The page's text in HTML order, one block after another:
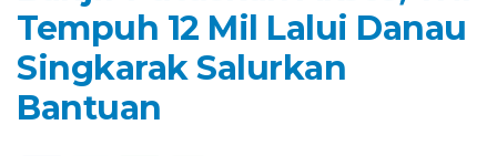
Tempuh 12 Mil Lalui Danau
Singkarak Salurkan
Bantuan